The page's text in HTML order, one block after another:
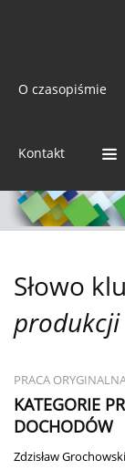
O czasopiśmie
Kontakt
Słowo
produkcji
PRACA
KATEGORIE
DOCHODÓW
Zdzisław Grochowski